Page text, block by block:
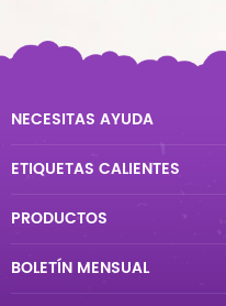
NECESITAS AYUDA
ETIQUETAS CALIENTES
PRODUCTOS
BOLETÍN MENSUAL